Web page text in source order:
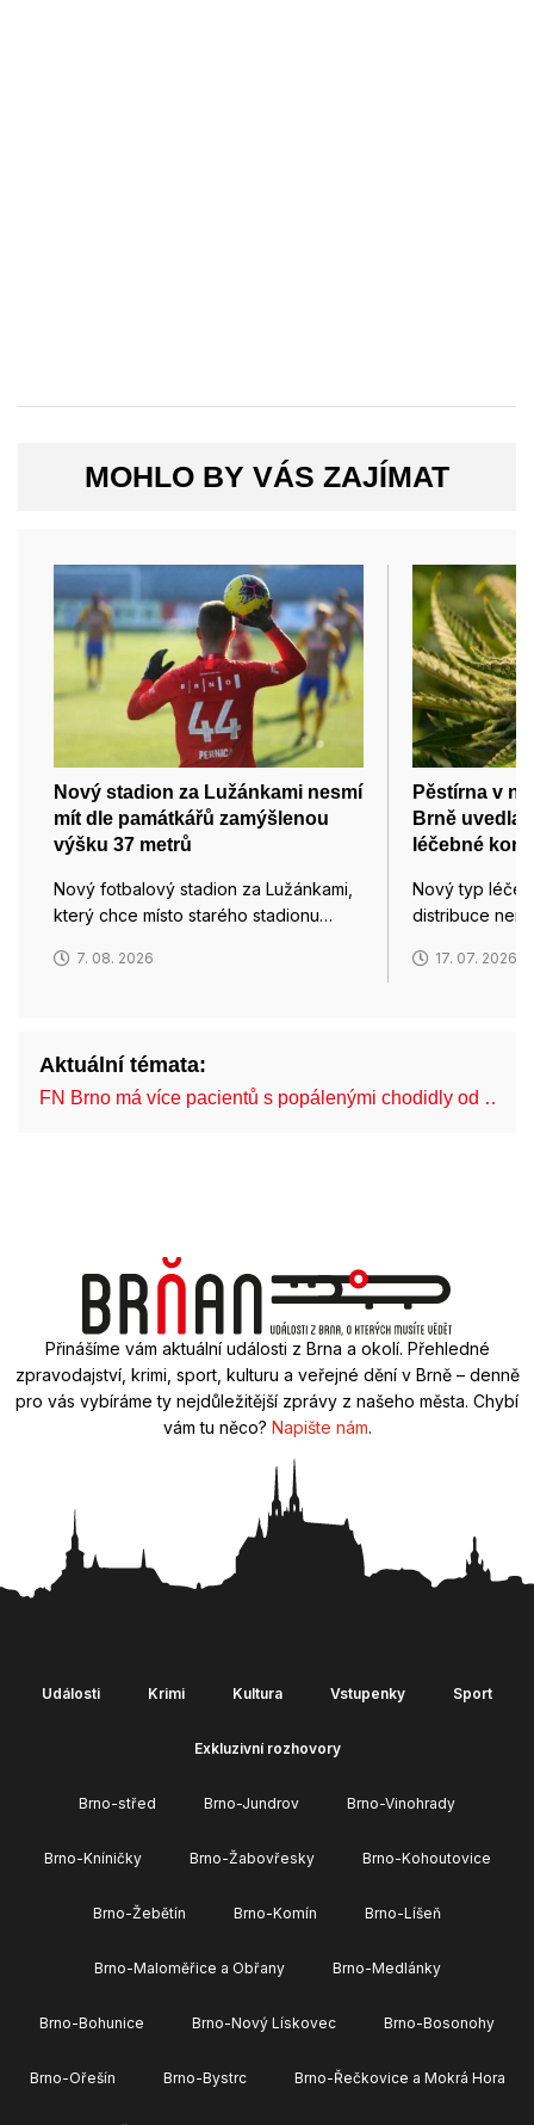
MOHLO BY VÁS ZAJÍMAT
Nový stadion za Lužánkami nesmí
mít dle památkářů zamýšlenou
výšku 37 metrů
Nový fotbalový stadion za Lužánkami,
který chce místo starého stadionu…
7. 08. 2026
Pěstírna v
Brně uvedla
léčebné
Nový typ
distribuce
17. 07. 2026
Aktuální témata:
FN Brno má více pacientů s popálenými chodidly od …
Přinášíme vám aktuální události z Brna a okolí. Přehledné
zpravodajství, krimi, sport, kulturu a veřejné dění v Brně – denně
pro vás vybíráme ty nejdůležitější zprávy z našeho města. Chybí
vám tu něco? Napište nám.
Události Krimi Kultura Vstupenky Sport
Exkluzivní rozhovory
Brno-střed Brno-Jundrov Brno-Vinohrady
Brno-Kníničky Brno-Žabovřesky Brno-Kohoutovice
Brno-Žebětín Brno-Komín Brno-Líšeň
Brno-Maloměřice a Obřany Brno-Medlánky
Brno-Bohunice Brno-Nový Lískovec Brno-Bosonohy
Brno-Ořešín Brno-Bystrc Brno-Řečkovice a Mokrá Hora